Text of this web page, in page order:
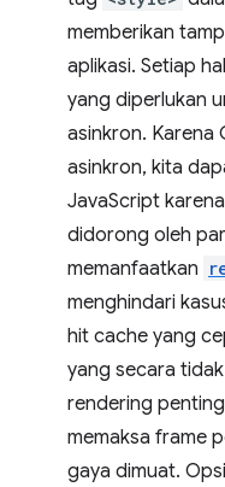
memberikan
aplikasi. Setiap
yang diperlukan
asinkron. Karena
asinkron, kita
JavaScript
didorong oleh
memanfaatkan
menghindari
hit cache yang
yang secara
rendering
memaksa frame
gaya dimuat.